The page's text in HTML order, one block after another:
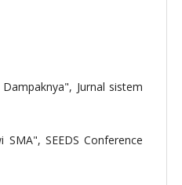
Jurnal sistem
SEEDS Conference